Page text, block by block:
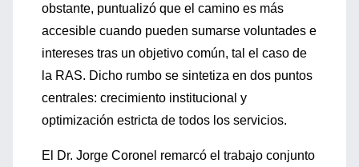
obstante, puntualizó que el camino es más
accesible cuando pueden sumarse voluntades e
intereses tras un objetivo común, tal el caso de
la RAS. Dicho rumbo se sintetiza en dos puntos
centrales: crecimiento institucional y
optimización estricta de todos los servicios.
El Dr. Jorge Coronel remarcó el trabajo conjunto